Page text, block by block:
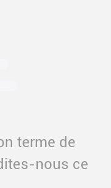
terme de
nous ce